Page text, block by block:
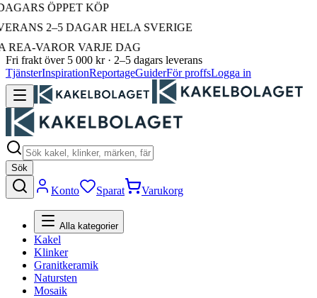
ÖPPET KÖP
2–5 DAGAR HELA SVERIGE
REA-VAROR VARJE DAG
Fri frakt över 5 000 kr · 2–5 dagars leverans
TjänsterInspirationReportageGuiderFör proffsLogga in
Sök
Konto Sparat Varukorg
Alla kategorier
Kakel
Klinker
Granitkeramik
Natursten
Mosaik